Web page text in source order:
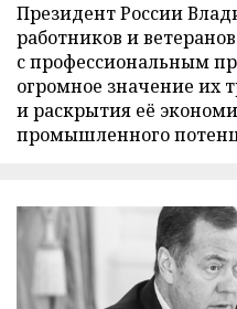
Президент России
работников и
с профессиональным
огромное значение их
и раскрытия её
промышленного